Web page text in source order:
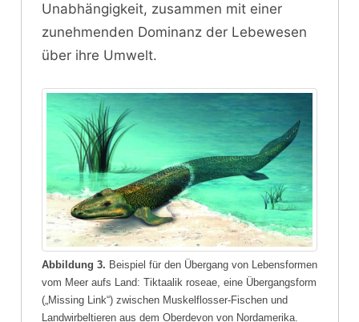
Unabhängigkeit, zusammen mit einer
zunehmenden Dominanz der Lebewesen
über ihre Umwelt.
Abbildung 3. Beispiel für den Übergang von Lebensformen
vom Meer aufs Land: Tiktaalik roseae, eine Übergangsform
(„Missing Link“) zwischen Muskelflosser-Fischen und
Landwirbeltieren aus dem Oberdevon von Nordamerika.